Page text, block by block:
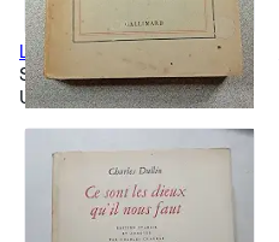
Le bateau-refuge
Softcover
Used